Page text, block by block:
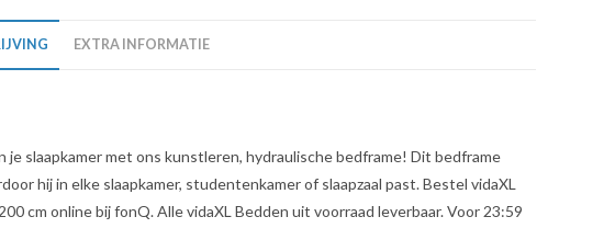
EXTRA INFORMATIE
slaapkamer met ons kunstleren, hydraulische bedframe! Dit bedframe
hij in elke slaapkamer, studentenkamer of slaapzaal past. Bestel vidaXL
cm online bij fonQ. Alle vidaXL Bedden uit voorraad leverbaar. Voor 23:59